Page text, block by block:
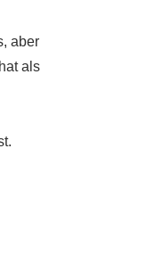
aber
als